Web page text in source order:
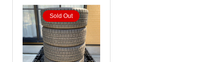
Sold Out